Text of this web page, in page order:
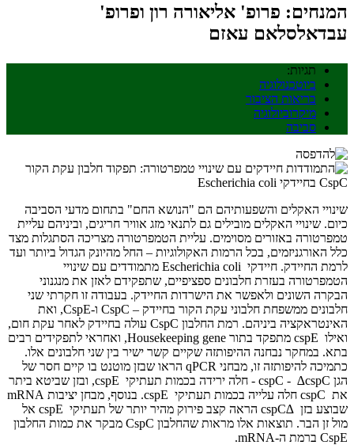
המנחים: פרופ' אליאורה רון ופרופ'
עבדאלסלאם עאזם
תגיות:
ביוטכנולוגיה
בריאות הציבור
מיקרוביולוגיה
סביבה
שינויי האקלים והשפעותיהם הם "הנושא החם" בתחום מדעי הסביבה
כיום. שינויי האקלים מובילים גם לתנאי מזג אוויר חריגים, וביניהם עליית
טמפרטורה באזורים מסוימים. עליית הטמפרטורה מצריכה הסתגלות מצד
כלל האורגניזמים, בכל הרמות האקולוגיות – החל מהיונק הגדול ביותר ועד
לרמת החיידק. חיידקי Escherichia coli מתמודדים עם שינויי
הטמפרטורה בעזרת חלבונים ספציפיים, שתפקידם לאזן את מנגנוני
הבקרה השונים ולאפשר את הישרדות החיידק. בעבודה זו חקרתי שני
חלבונים ממשפחת חלבוני עקת הקור בחיידק – CspC ו-CspE, ואת
האינטראקציה ביניהם. רמת החלבון CspC עולה בחיידק לאחר עקת חום,
ואילו cspE מתפקד בתור Housekeeping gene, ואחראי לתפקידים רבים
בתא. במחקר נבחנה ההיפותזה שקיים קשר ישיר בין שני חלבונים אלו.
כתמיכה להיפותזה זו, מבחני qPCR הראו שבזן מוטנט בו קיים חסר של
הגן cspC - ∆cspC - חלה ירידה בכמות תעתיקי cspE, ובזן שביטא ביתר
את cspC חלה עלייה בכמות תעתיקי cspE. בנוסף, מבחן יציבות mRNA
שבוצע בזן ∆cspC הראה קצב פירוק מהיר יותר של תעתיקי cspE אל
מול זן הבר. תוצאות אלו מראות שהחלבון CspC מבקר את כמות החלבון
CspE ברמת ה-mRNA.